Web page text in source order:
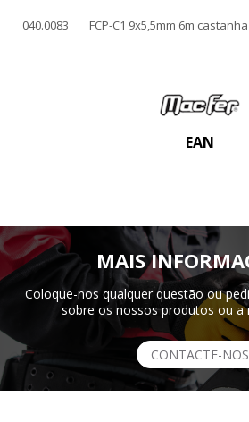
040.0083 FCP-C1 9x5,5mm 6m castanha
EAN
MAIS
Coloque-nos qualquer questão ou
sobre os nossos produtos ou a
CONTACTE-NOS